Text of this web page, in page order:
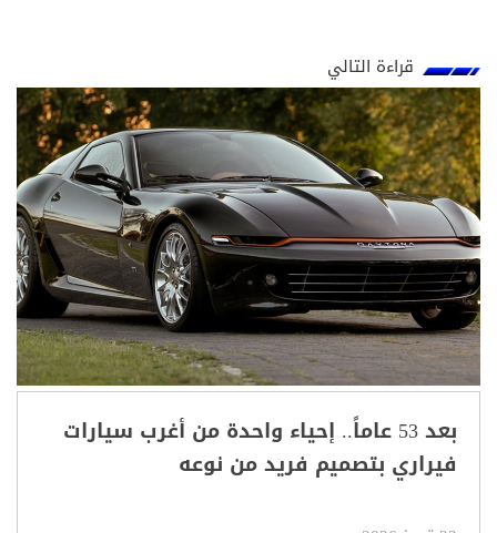
قراءة التالي
بعد 53 عاماً.. إحياء واحدة من أغرب سيارات
فيراري بتصميم فريد من نوعه